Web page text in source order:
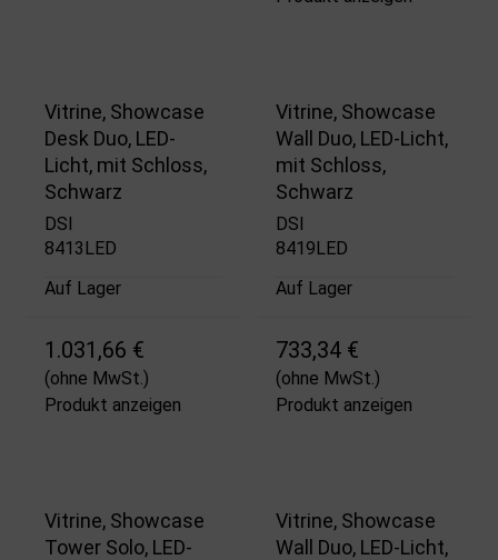
Vitrine, Showcase
Desk Duo, LED-
Licht, mit Schloss,
Schwarz
DSI
8413LED
Auf Lager
1.031,66 €
(ohne MwSt.)
Produkt anzeigen
Vitrine, Showcase
Wall Duo, LED-Licht,
mit Schloss,
Schwarz
DSI
8419LED
Auf Lager
733,34 €
(ohne MwSt.)
Produkt anzeigen
Vitrine, Showcase
Tower Solo, LED-
Vitrine, Showcase
Wall Duo, LED-Licht,